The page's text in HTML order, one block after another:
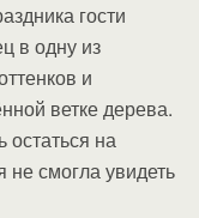
гости
в одну из
и
ветке дерева.
на
не смогла увидеть